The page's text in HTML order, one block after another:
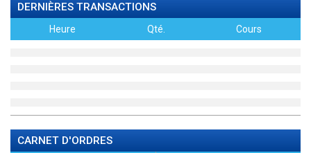
DERNIÈRES TRANSACTIONS
Heure Qté. Cours
CARNET D'ORDRES